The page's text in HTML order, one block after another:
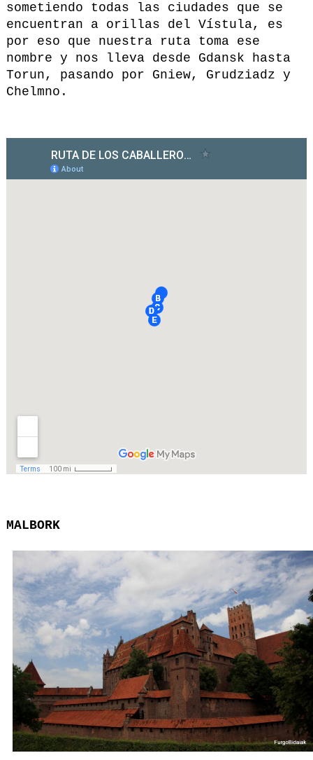
sometiendo todas las ciudades que se
encuentran a orillas del Vístula, es
por eso que nuestra ruta toma ese
nombre y nos lleva desde Gdansk hasta
Torun, pasando por Gniew, Grudziadz y
Chelmno.
MALBORK